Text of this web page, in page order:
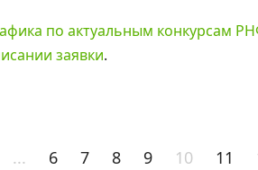
по актуальным конкурсам
заявки.
... 6 7 8 9 10 11